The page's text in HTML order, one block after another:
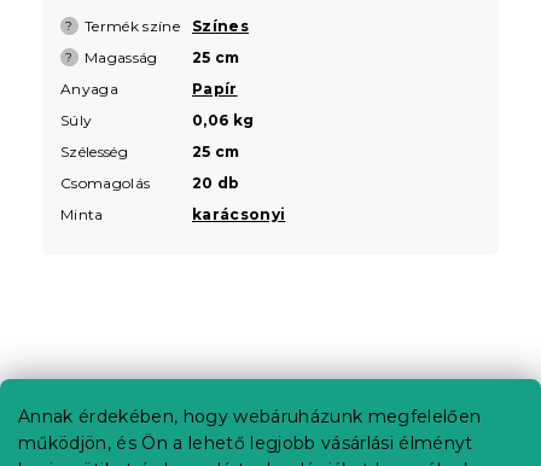
Annak érdekében, hogy webáruházunk megfelelően
működjön, és Ön a lehető legjobb vásárlási élményt
? Termék színe Színes
? Magasság
25 cm
Anyaga
Papír
Súly
0,06 kg
Szélesség
25 cm
Csomagolás
20 db
Minta
karácsonyi
á
Információ az Ön számára